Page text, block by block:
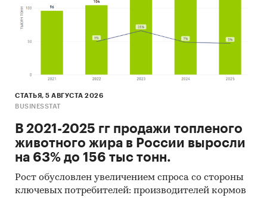
СТАТЬЯ, 5 АВГУСТА 2026
BUSINESSTAT
В 2021-2025 гг продажи топленого
животного жира в России выросли
на 63% до 156 тыс тонн.
Рост обусловлен увеличением спроса со стороны
ключевых потребителей: производителей кормов